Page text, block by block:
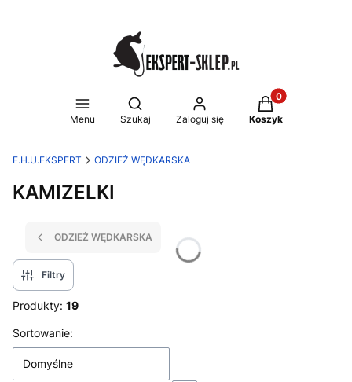
Menu
Otwórz wyszukiwarkę
Szukaj Zaloguj się
Produkty w
Koszyk
F.H.U.EKSPERT ODZIEŻ WĘDKARSKA
KAMIZELKI
ODZIEŻ WĘDKARSKA
Filtry
Produkty: 19
Lista produktów
Sortowanie:
Domyślne